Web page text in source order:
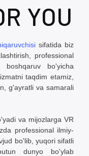
YOU
sifatida biz
professional
boshqaruv bo'yicha
taqdim etamiz,
g'ayratli va samarali
va mijozlarga VR
professional ilmiy-
bo'lib, yuqori sifatli
dunyo bo'ylab